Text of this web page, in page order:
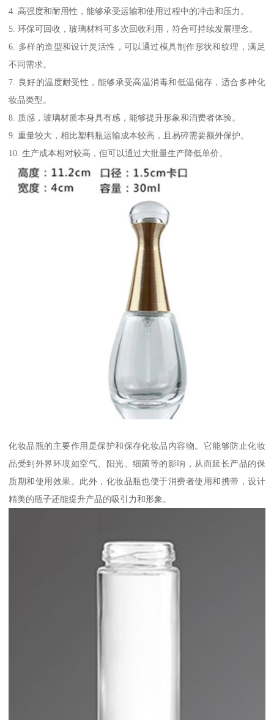
4. 高强度和耐用性，能够承受运输和使用过程中的冲击和压力。
5. 环保可回收，玻璃材料可多次回收利用，符合可持续发展理念。
6. 多样的造型和设计灵活性，可以通过模具制作形状和纹理，满足
不同需求。
7. 良好的温度耐受性，能够承受高温消毒和低温储存，适合多种化
妆品类型。
8. 质感，玻璃材质本身具有感，能够提升形象和消费者体验。
9. 重量较大，相比塑料瓶运输成本较高，且易碎需要额外保护。
10. 生产成本相对较高，但可以通过大批量生产降低单价。
化妆品瓶的主要作用是保护和保存化妆品内容物。它能够防止化妆
品受到外界环境如空气、阳光、细菌等的影响，从而延长产品的保
质期和使用效果。此外，化妆品瓶也便于消费者使用和携带，设计
精美的瓶子还能提升产品的吸引力和形象。